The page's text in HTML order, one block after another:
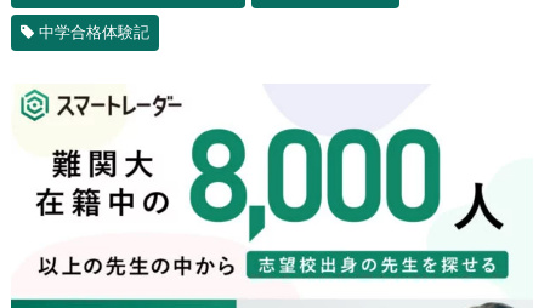
中学合格体験記